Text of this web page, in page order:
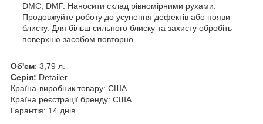
DMC, DMF. Наносити склад рівномірними рухами.
Продовжуйте роботу до усунення дефектів або появи
блиску. Для більш сильного блиску та захисту обробіть
поверхню засобом повторно.
Об'єм: 3,79 л.
Серія: Detailer
Країна-виробник товару: США
Країна реєстрації бренду: США
Гарантія: 14 днів